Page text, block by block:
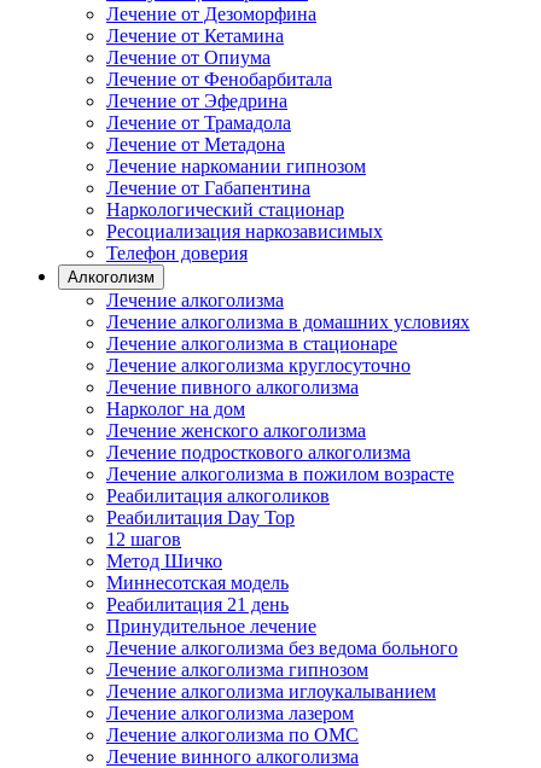
Лечение от Дезоморфина
Лечение от Кетамина
Лечение от Опиума
Лечение от Фенобарбитала
Лечение от Эфедрина
Лечение от Трамадола
Лечение от Метадона
Лечение наркомании гипнозом
Лечение от Габапентина
Наркологический стационар
Ресоциализация наркозависимых
Телефон доверия
Алкоголизм
Лечение алкоголизма
Лечение алкоголизма в домашних условиях
Лечение алкоголизма в стационаре
Лечение алкоголизма круглосуточно
Лечение пивного алкоголизма
Нарколог на дом
Лечение женского алкоголизма
Лечение подросткового алкоголизма
Лечение алкоголизма в пожилом возрасте
Реабилитация алкоголиков
Реабилитация Day Top
12 шагов
Метод Шичко
Миннесотская модель
Реабилитация 21 день
Принудительное лечение
Лечение алкоголизма без ведома больного
Лечение алкоголизма гипнозом
Лечение алкоголизма иглоукалыванием
Лечение алкоголизма лазером
Лечение алкоголизма по ОМС
Лечение винного алкоголизма